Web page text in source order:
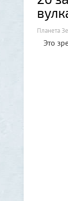
Планета
Это